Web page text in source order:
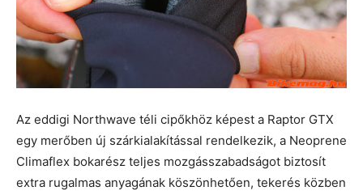
Az eddigi Northwave téli cipőkhöz képest a Raptor GTX
egy merőben új szárkialakítással rendelkezik, a Neoprene
Climaflex bokarész teljes mozgásszabadságot biztosít
extra rugalmas anyagának köszönhetően, tekerés közben